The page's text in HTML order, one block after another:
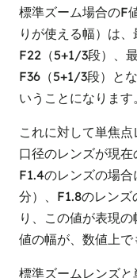
標準ズーム場合のF
りが使える幅）は
F22（5+1/3段）、
F36（5+1/3段）と
いうことになります。
これに対して単焦
口径のレンズが現在
F1.4のレンズの場
分）、F1.8のレン
り、この値が表現
値の幅が、数値上で
標準ズームレンズ